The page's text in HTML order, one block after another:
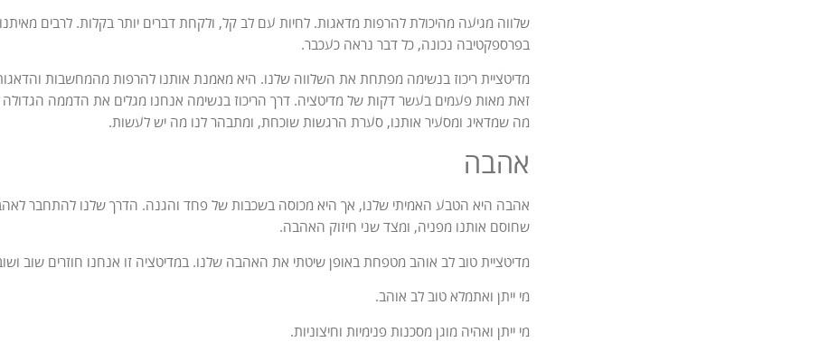
שלווה מגיעה מהיכולת להרפות מדאגות. לחיות עם לב קל, ולקחת דברים יותר בקלות. לרבים
בפרספקטיבה נכונה, כל דבר נראה כעכבר.
מדיטציית ריכוז בנשימה מפתחת את השלווה שלנו. היא מאמנת אותנו להרפות מהמחשבות
זאת מאות פעמים בעשר דקות של מדיטציה. דרך הריכוז בנשימה אנחנו מגלים את הדממה
מה שמדאיג ומסעיר אותנו, סערת הרגשות שוכחת, ומתבהר לנו מה יש לעשות.
אהבה
אהבה היא הטבע האמיתי שלנו, אך היא מכוסה בשכבות של פחד והגנה. הדרך שלנו להתחבר
שחוסם אותנו מפניה, ומצד שני חיזוק האהבה.
מדיטציית טוב לב אוהב מטפחת באופן שיטתי את האהבה שלנו. במדיטציה זו אנחנו חוזרים שוב
מי ייתן ואתמלא טוב לב אוהב.
מי ייתן ואהיה מוגן מסכנות פנימיות וחיצוניות.